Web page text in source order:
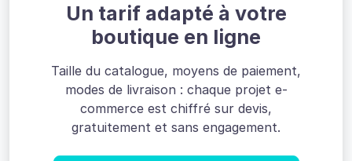
Un tarif adapté à votre
boutique en ligne
Taille du catalogue, moyens de paiement,
modes de livraison : chaque projet e-
commerce est chiffré sur devis,
gratuitement et sans engagement.